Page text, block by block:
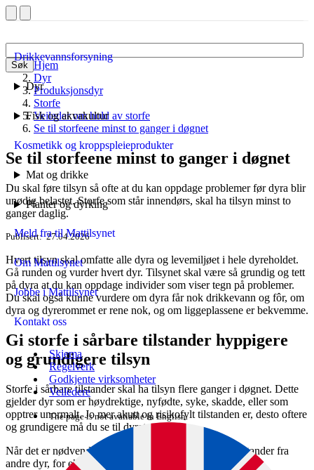
Søk
Drikkevannsforsyning
Dyr
Fisk og akvakultur
Kosmetikk og kroppspleieprodukter
Mat og drikke
Planter og dyrking
Meld fra til Mattilsynet
Om Mattilsynet
Jobbe i Mattilsynet
Kontakt oss
Skjema
Regelverk
Godkjente virksomheter
Veiledere
The page is not available in English.
Hjem
Dyr
Produksjonsdyr
Storfe
Veileder om hold av storfe
Se til storfeene minst to ganger i døgnet
Se til storfeene minst to ganger i døgnet
Du skal føre tilsyn så ofte at du kan oppdage problemer før dyra blir
unødig belastet. Storfe som står innen­dørs, skal ha tilsyn minst to
ganger daglig.
Publisert 27.04.2026
Hvert tilsyn skal om­fatte alle dyra og leve­miljøet i hele dyre­holdet.
Gå runden og vurder hvert dyr. Til­synet skal være så grundig og tett
på dyra at du kan opp­dage individer som viser tegn på problemer.
Du skal også kunne vurdere om dyra får nok drikke­vann og fôr, om
dyra og dyre­rommet er rene nok, og om ligge­plassene er bekvemme.
Gi storfe i sårbare tilstander hyppigere
og grundigere tilsyn
Storfe i sårbare tilstander skal ha tilsyn flere ganger i døgnet. Dette
gjelder dyr som er høydrektige, nyfødte, syke, skadde, eller som
opptrer unormalt. Jo mer akutt og risikofylt tilstanden er, desto oftere
og grundigere må du se til dyret.
Når det er nødvendig, skal du skjerme dyr i sårbare tilstander fra
andre dyr, for eksempel i en kalvingsbinge eller sykebinge.